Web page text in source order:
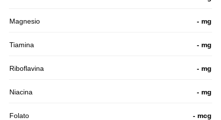
Magnesio - mg
Tiamina - mg
Riboflavina - mg
Niacina - mg
Folato - mcg